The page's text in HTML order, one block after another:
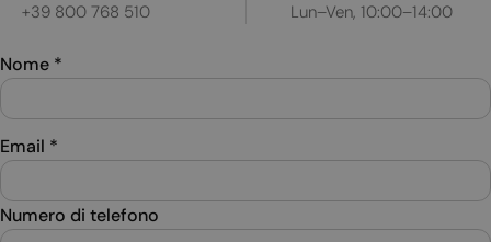
+39 800 768 510 Lun–Ven, 10:00–14:00
Nome *
Email *
Numero di telefono